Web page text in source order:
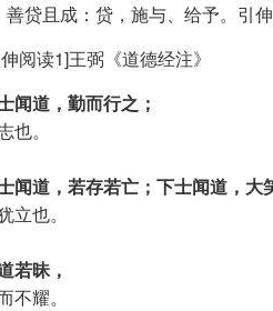
善贷且成：贷，施与、给予。引
阅读1]王弼《道德经注》
闻道，勤而行之；
也。
闻道，若存若亡；下士闻道，大
立也。
若昧，
不耀。